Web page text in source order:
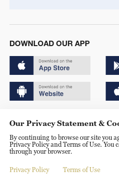
DOWNLOAD OUR APP
京ICP备20000184号
京公网安备 11010502050052号
Disinformation report hotline: 010-
Our Privacy Statement &
By continuing to browse our site you
Privacy Policy and Terms of Use. You
through your browser.
Privacy Policy Terms of Use